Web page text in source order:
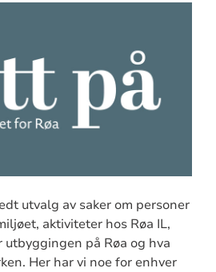
utvalg av saker om personer
aktiviteter hos Røa IL,
utbyggingen på Røa og hva
Her har vi noe for enhver